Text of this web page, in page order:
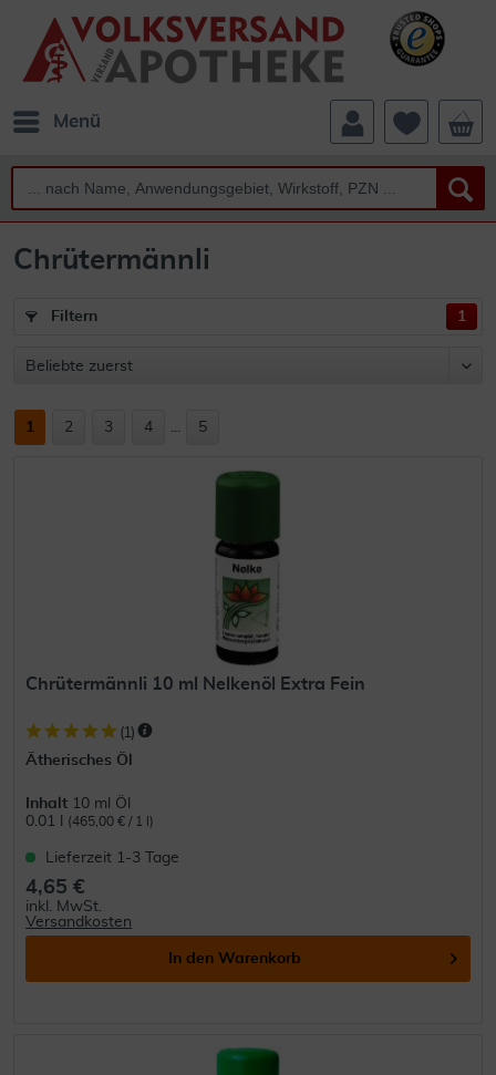
Menü
Chrütermännli
Filtern 1
1 2 3 4 ... 5
Chrütermännli 10 ml Nelkenöl Extra Fein
(1)
Ätherisches Öl
Inhalt 10 ml Öl
0.01 l
(465,00 € / 1 l)
Lieferzeit 1-3 Tage
4,65 €
inkl. MwSt.
Versandkosten
In den Warenkorb